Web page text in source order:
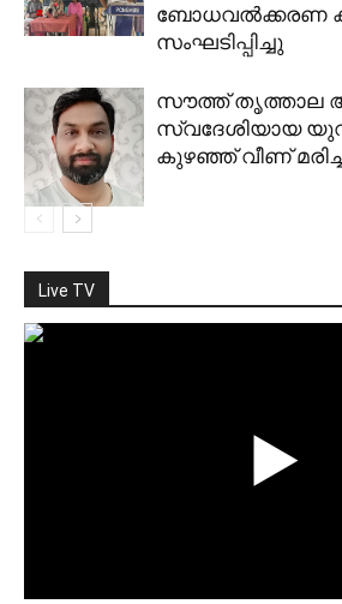
ബോധവല്‍ക്കരണ
സംഘടിപ്പിച്ചു
സൗത്ത് തൃത്താല
സ്വദേശിയായ
കുഴഞ്ഞ് വീണ്
Live TV